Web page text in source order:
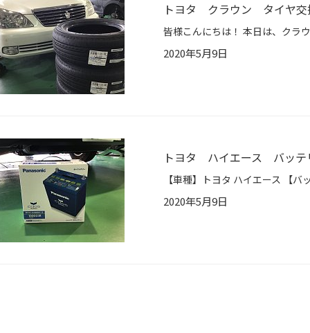
トヨタ クラウン タイヤ交
2020年5月9日
トヨタ ハイエース バッテ
2020年5月9日